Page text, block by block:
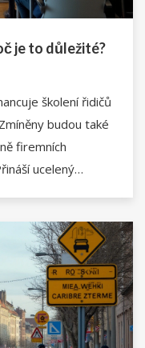
je to důležité?
školení řidičů
budou také
firemních
ucelený